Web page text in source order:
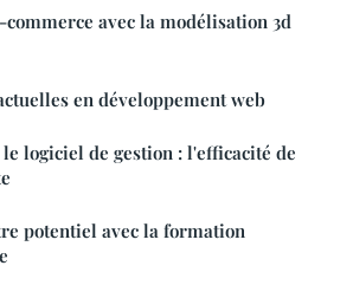
commerce avec la modélisation 3d
en développement web
logiciel de gestion : l'efficacité de
potentiel avec la formation